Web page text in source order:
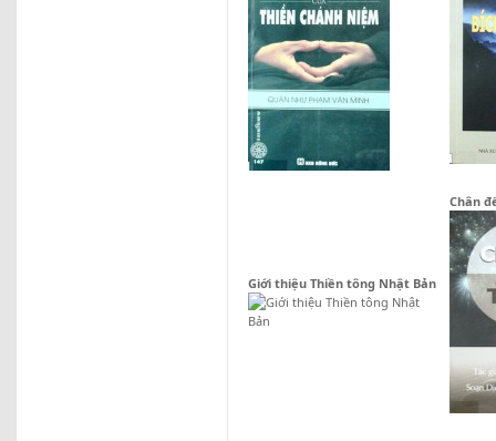
Giới thiệu Thiền tông Nhật Bản
Chân